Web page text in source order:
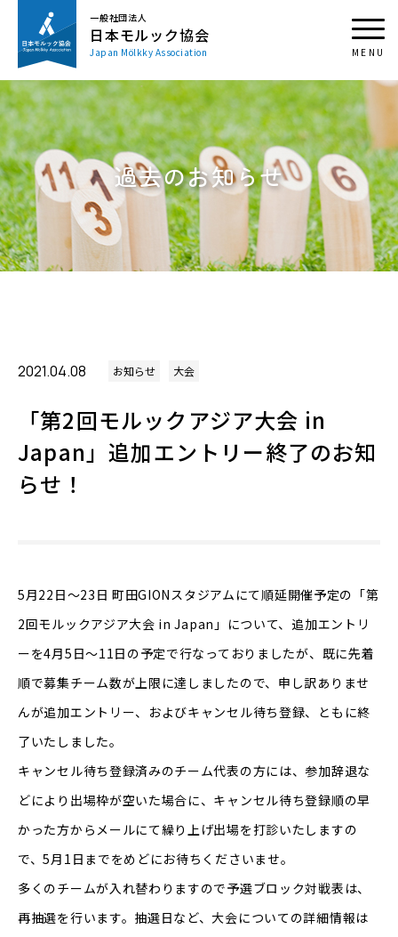
一般社団法人
日本モルック協会
Japan Mölkky Association
過去のお知らせ
2021.04.08 お知らせ 大会
「第2回モルックアジア大会 in
Japan」追加エントリー終了のお知
らせ！
5月22日〜23日 町田GIONスタジアムにて順延開催予定の「第
2回モルックアジア大会 in Japan」について、追加エントリ
ーを4月5日〜11日の予定で行なっておりましたが、既に先着
順で募集チーム数が上限に達しましたので、申し訳ありませ
んが追加エントリー、およびキャンセル待ち登録、ともに終
了いたしました。
キャンセル待ち登録済みのチーム代表の方には、参加辞退な
どにより出場枠が空いた場合に、キャンセル待ち登録順の早
かった方からメールにて繰り上げ出場を打診いたしますの
で、5月1日までをめどにお待ちくださいませ。
多くのチームが入れ替わりますので予選ブロック対戦表は、
再抽選を行います。抽選日など、大会についての詳細情報は